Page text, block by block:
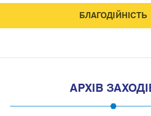
БЛАГОДІЙНІСТЬ
АРХІВ